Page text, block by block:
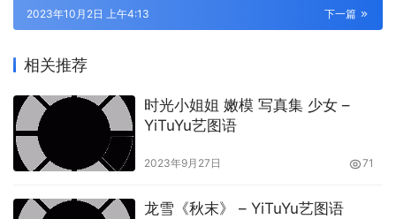
下一篇
2023年10月2日 上午4:13
相关推荐
时光小姐姐 嫩模 写真集 少女 –
YiTuYu艺图语
2023年9月27日 71
龙雪《秋末》 – YiTuYu艺图语